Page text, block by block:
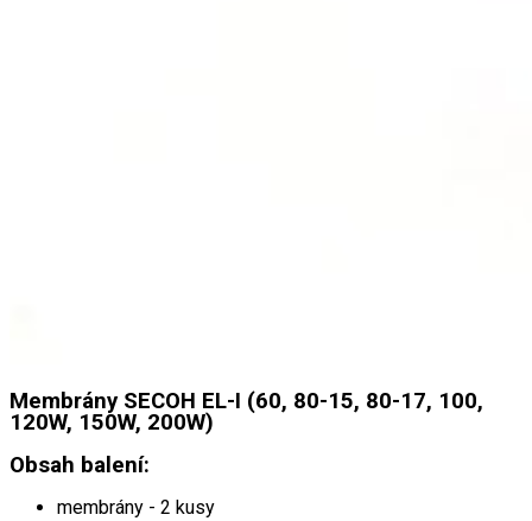
Membrány SECOH EL-I (60, 80-15, 80-17, 100,
120W, 150W, 200W)
Obsah balení:
membrány - 2 kusy